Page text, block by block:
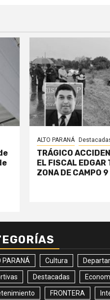
ALTO PARANÁ
TRÁGICO
EL FISCAL EDGAR
ZONA DE CAMPO 9
PARANÁ Cultura
Destacadas
FRONTERA